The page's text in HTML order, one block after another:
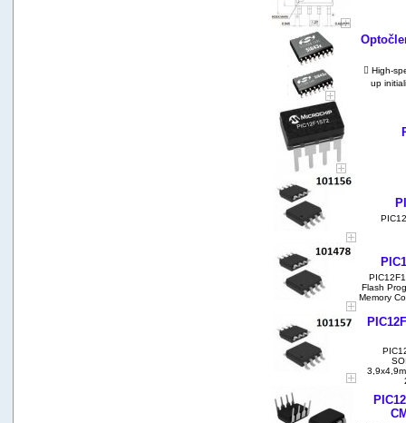
 High-
up
Flash
Memory